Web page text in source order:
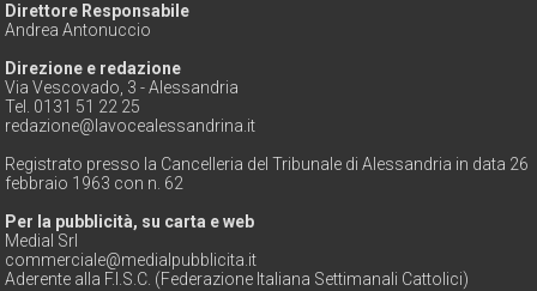
Direttore Responsabile
Andrea Antonuccio
Direzione e redazione
Via Vescovado, 3 - Alessandria
Tel. 0131 51 22 25
redazione@lavocealessandrina.it
Registrato presso la Cancelleria del Tribunale di Alessandria in data 26
febbraio 1963 con n. 62
Per la pubblicità, su carta e web
Medial Srl
commerciale@medialpubblicita.it
Aderente alla F.I.S.C. (Federazione Italiana Settimanali Cattolici)